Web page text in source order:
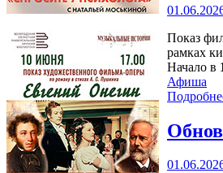
Показ
рамках
Начало в
Афиша